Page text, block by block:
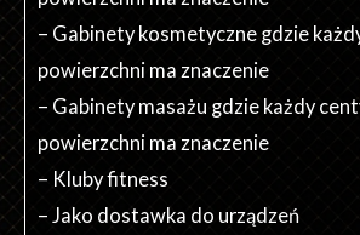
– Gabinety kosmetyczne gdzie
powierzchni ma znaczenie
– Gabinety masażu gdzie każdy
powierzchni ma znaczenie
– Kluby fitness
– Jako dostawka do urządzeń